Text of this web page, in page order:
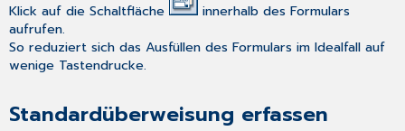
Klick auf die Schaltfläche
innerhalb des Formulars
aufrufen.
So reduziert sich das Ausfüllen des Formulars im Idealfall auf
wenige Tastendrucke.
Standardüberweisung erfassen